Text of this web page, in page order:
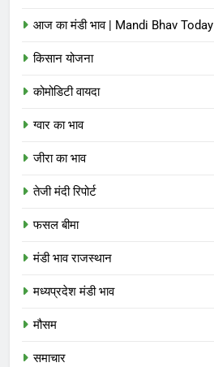
आज का मंडी भाव | Mandi Bhav Today
किसान योजना
कोमोडिटी वायदा
ग्वार का भाव
जीरा का भाव
तेजी मंदी रिपोर्ट
फसल बीमा
मंडी भाव राजस्थान
मध्यप्रदेश मंडी भाव
मौसम
समाचार